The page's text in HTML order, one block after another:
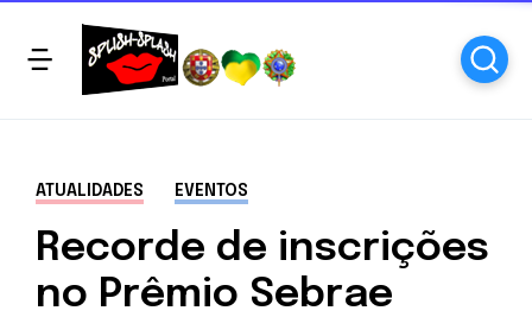
ATUALIDADES EVENTOS
Recorde de inscrições
no Prêmio Sebrae